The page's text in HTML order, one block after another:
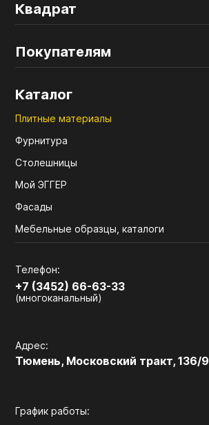
Квадрат
Покупателям
Каталог
Плитные материалы
Фурнитура
Столешницы
Мой ЭГГЕР
Фасады
Мебельные образцы, каталоги
Телефон:
+7 (3452) 66-63-33
(многоканальный)
Адрес:
Тюмень, Московский тракт, 136/9
График работы: